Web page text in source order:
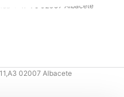
4ª nº 79 02007 Albacete
02007 Albacete